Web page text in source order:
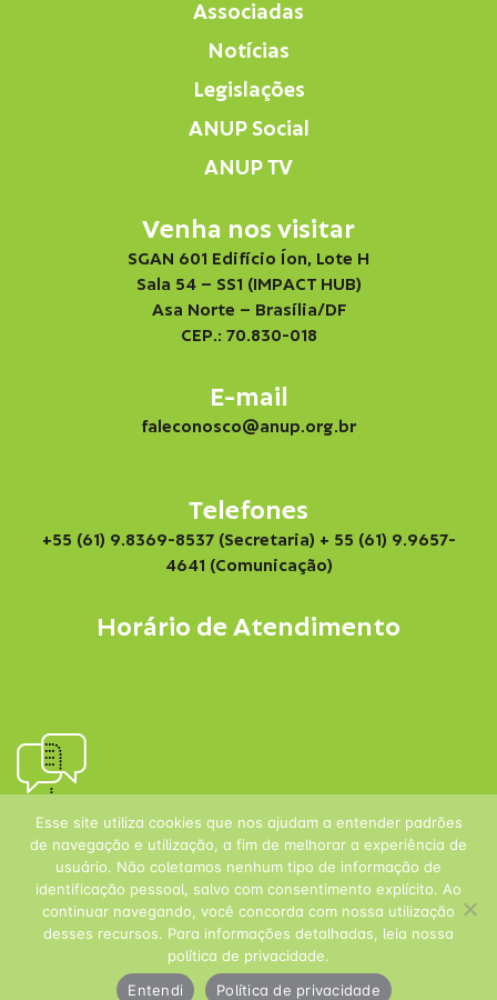
Associadas
Notícias
Legislações
ANUP Social
ANUP TV
Venha nos visitar
SGAN 601 Edifício Íon, Lote H
Sala 54 – SS1 (IMPACT HUB)
Asa Norte – Brasília/DF
CEP.: 70.830-018
E-mail
faleconosco@anup.org.br
Telefones
+55 (61) 9.8369-8537 (Secretaria) + 55 (61) 9.9657-
4641 (Comunicação)
Horário de Atendimento
Esse site utiliza cookies que nos ajudam a entender padrões
de navegação e utilização, a fim de melhorar a experiência de
usuário. Não coletamos nenhum tipo de informação de
identificação pessoal, salvo com consentimento explícito. Ao
continuar navegando, você concorda com nossa utilização
desses recursos. Para informações detalhadas, leia nossa
política de privacidade.
Entendi
Política de privacidade